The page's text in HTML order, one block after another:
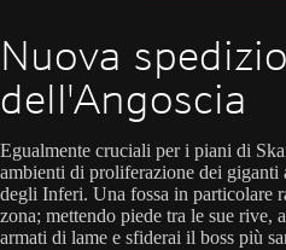
Nuova
dell'Angoscia
Egualmente cruciali per i piani di
ambienti di proliferazione dei giganti
degli Inferi. Una fossa in particolare
zona; mettendo piede tra le sue rive,
armati di lame e sfiderai il boss più